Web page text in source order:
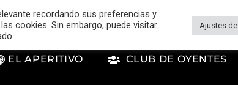
EL APERITIVO CLUB DE OYENTES
recordando sus preferencias y
cookies. Sin embargo, puede visitar
Ajustes